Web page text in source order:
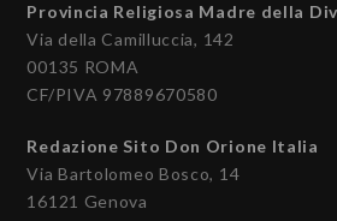
Provincia Religiosa Madre della
Via della Camilluccia, 142
00135 ROMA
CF/PIVA 97889670580
Redazione Sito Don Orione Italia
Via Bartolomeo Bosco, 14
16121 Genova